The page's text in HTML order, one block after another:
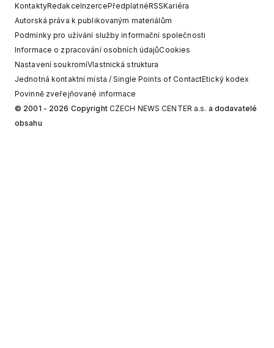
KontaktyRedakceInzercePředplatnéRSSKariéra
Autorská práva k publikovaným materiálům
Podmínky pro užívání služby informační společnosti
Informace o zpracování osobních údajůCookies
Nastavení soukromíVlastnická struktura
Jednotná kontaktní místa / Single Points of ContactEtický kodex
Povinně zveřejňované informace
© 2001 - 2026 Copyright CZECH NEWS CENTER a.s. a dodavatelé
obsahu